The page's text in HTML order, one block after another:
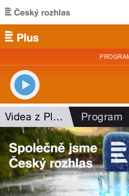
Přejít k hlavnímu obsahu
Videa z Plusu Program